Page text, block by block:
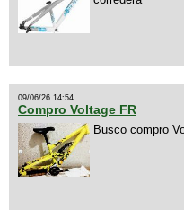
09/06/26 14:54
Compro Voltage FR
Busco compro